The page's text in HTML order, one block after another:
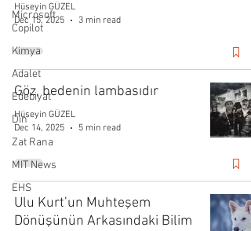
Microsoft
Copilot
Kimya
Adalet
Edebiyat
Din
Zat Rana
MIT News
EHS
Hüseyin GÜZEL
Dec 15, 2025
3 min read
Göz, bedenin lambasıdır
Hüseyin GÜZEL
Dec 14, 2025
5 min read
Ulu Kurt’un Muhteşem
Dönüşünün Arkasındaki Bilim